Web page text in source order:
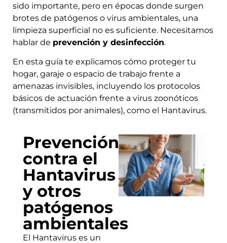
sido importante, pero en épocas donde surgen
brotes de patógenos o virus ambientales, una
limpieza superficial no es suficiente. Necesitamos
hablar de prevención y desinfección.
En esta guía te explicamos cómo proteger tu
hogar, garaje o espacio de trabajo frente a
amenazas invisibles, incluyendo los protocolos
básicos de actuación frente a virus zoonóticos
(transmitidos por animales), como el Hantavirus.
Prevención
contra el
Hantavirus
y otros
patógenos
ambientales
El Hantavirus es un